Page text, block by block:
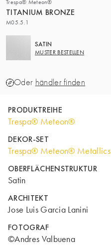
Trespa® Meteon®
TITANIUM BRONZE
M05.5.1
SATIN
MUSTER BESTELLEN
Oder händler finden
PRODUKTREIHE
Trespa® Meteon®
DEKOR-SET
Trespa® Meteon® Metallics
OBERFLÄCHENSTRUKTUR
Satin
ARCHITEKT
Jose Luis Garcia Lanini
FOTOGRAF
©Andres Valbuena